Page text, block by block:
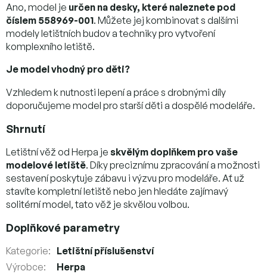
Ano, model je určen na desky, které naleznete pod
číslem 558969-001. Můžete jej kombinovat s dalšími
modely letištních budov a techniky pro vytvoření
komplexního letiště.
Je model vhodný pro děti?
Vzhledem k nutnosti lepení a práce s drobnými díly
doporučujeme model pro starší děti a dospělé modeláře.
Shrnutí
Letištní věž od Herpa je skvělým doplňkem pro vaše
modelové letiště. Díky preciznímu zpracování a možnosti
sestavení poskytuje zábavu i výzvu pro modeláře. Ať už
stavíte kompletní letiště nebo jen hledáte zajímavý
solitérní model, tato věž je skvělou volbou.
Doplňkové parametry
Kategorie: Letištní příslušenství
Výrobce:
Herpa